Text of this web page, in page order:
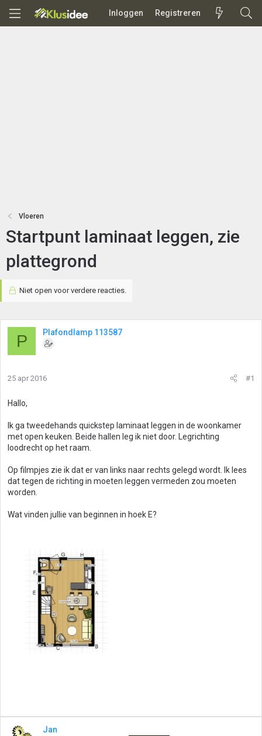
Inloggen Registreren
Vloeren
Startpunt laminaat leggen, zie
plattegrond
Niet open voor verdere reacties.
P Plafondlamp 113587
25 apr 2016 #1
Hallo,
Ik ga tweedehands quickstep laminaat leggen in de woonkamer
met open keuken. Beide hallen leg ik niet door. Legrichting
loodrecht op het raam.
Op filmpjes zie ik dat er van links naar rechts gelegd wordt. Ik lees
dat tegen de richting in moeten leggen vermeden zou moeten
worden.
Wat vinden jullie van beginnen in hoek E?
Jan